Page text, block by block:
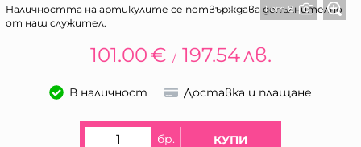
1 от 8
Наличността на артикулите се потвърждава допълнително
от наш служител.
101.00€ / 197.54лв.
В наличност Доставка и плащане
бр. КУПИ